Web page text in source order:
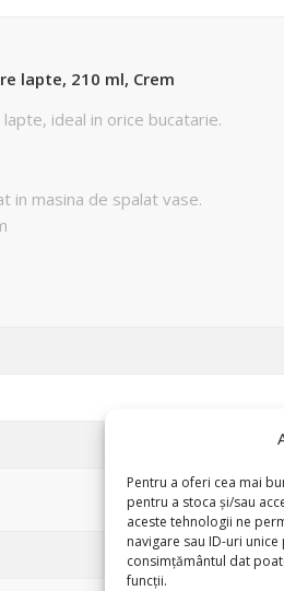
Pentru a oferi cea mai
pentru a stoca și/sau
aceste tehnologii ne
navigare sau ID-uri
consimțământul dat
funcții.
lapte, 210 ml, Crem
ideal in orice bucatarie.
in masina de spalat vase.